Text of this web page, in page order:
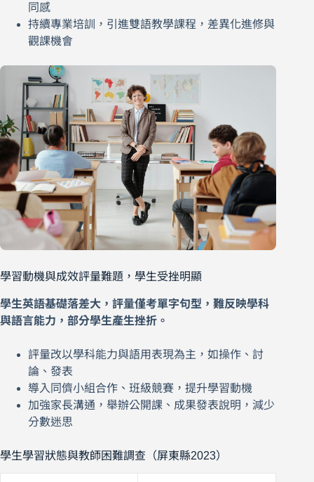
同感
持續專業培訓，引進雙語教學課程，差異化進修與
觀課機會
學習動機與成效評量難題，學生受挫明顯
學生英語基礎落差大，評量僅考單字句型，難反映學科
與語言能力，部分學生產生挫折。
評量改以學科能力與語用表現為主，如操作、討
論、發表
導入同儕小組合作、班級競賽，提升學習動機
加強家長溝通，舉辦公開課、成果發表說明，減少
分數迷思
學生學習狀態與教師困難調查（屏東縣2023）